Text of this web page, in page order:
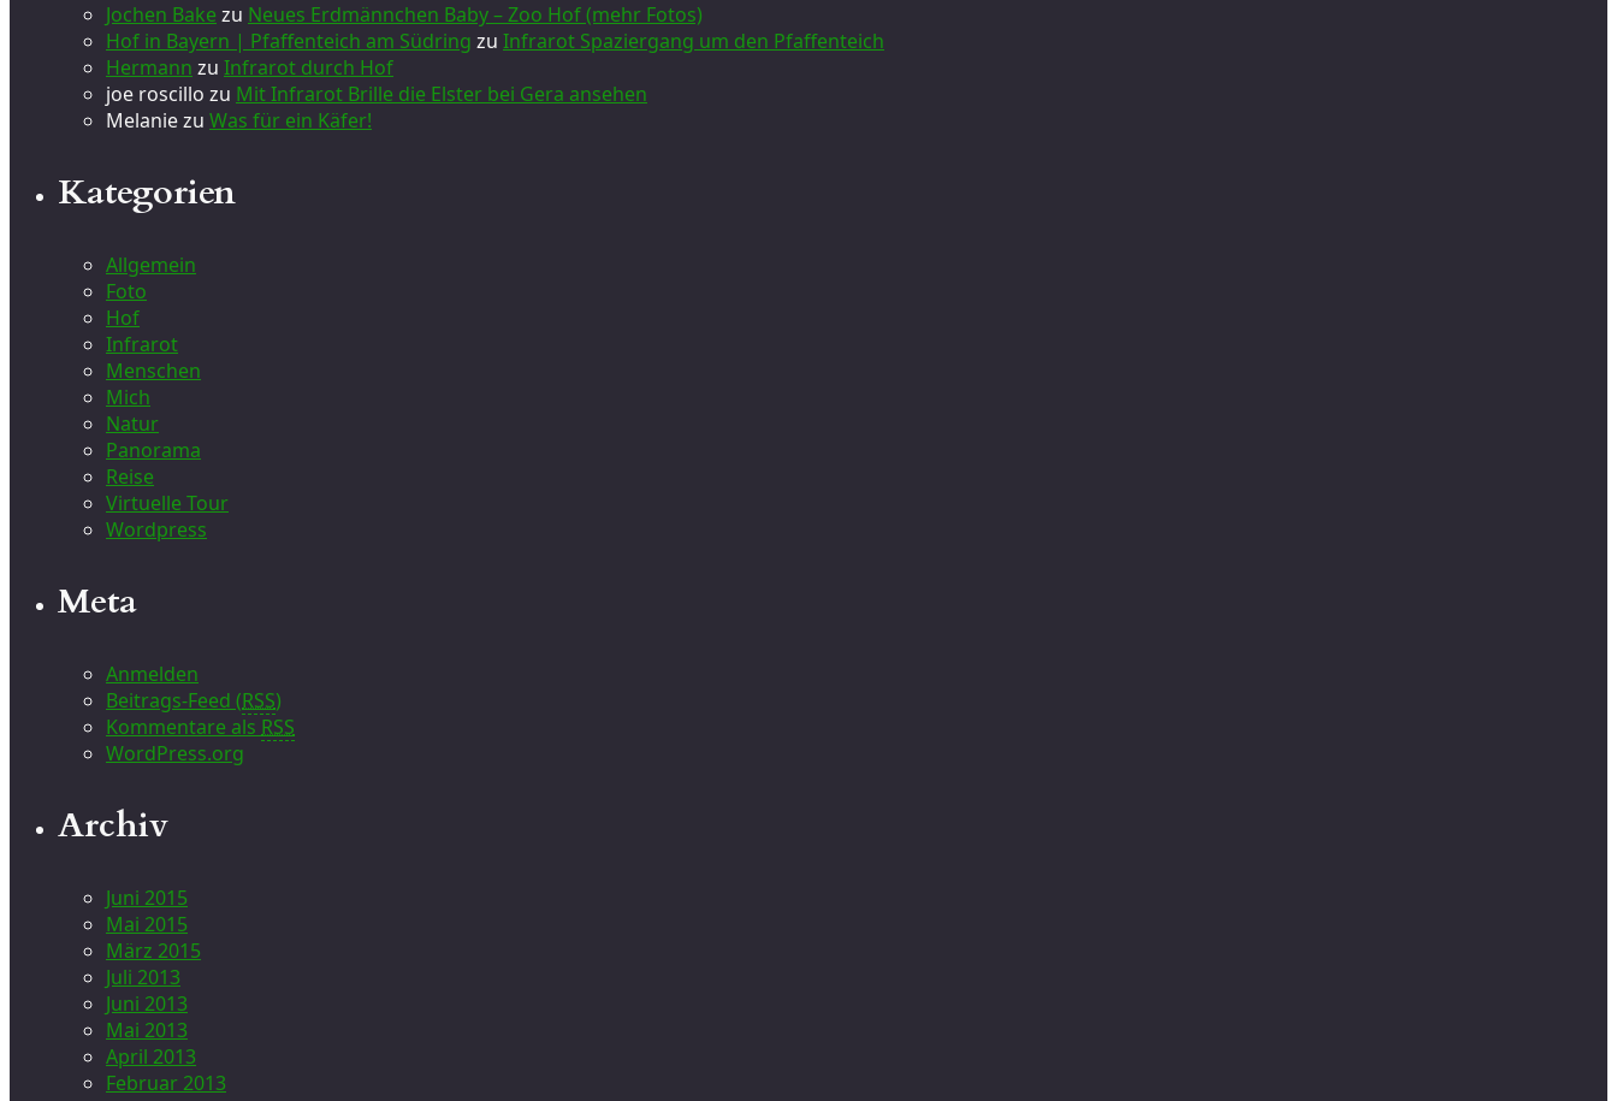
Jochen Bake zu Neues Erdmännchen Baby – Zoo Hof (mehr Fotos)
Hof in Bayern | Pfaffenteich am Südring zu Infrarot Spaziergang um den Pfaffenteich
Hermann zu Infrarot durch Hof
joe roscillo zu Mit Infrarot Brille die Elster bei Gera ansehen
Melaniezu Was für ein Käfer!
Kategorien
Allgemein
Foto
Hof
Infrarot
Menschen
Mich
Natur
Panorama
Reise
Virtuelle Tour
Wordpress
Meta
Anmelden
Beitrags-Feed (RSS)
Kommentare als RSS
WordPress.org
Archiv
Juni 2015
Mai 2015
März 2015
Juli 2013
Juni 2013
Mai 2013
April 2013
Februar 2013